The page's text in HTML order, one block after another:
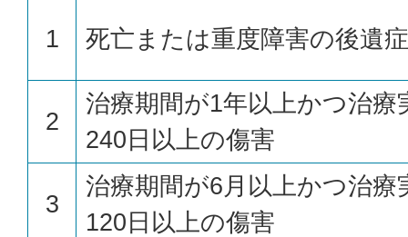
1 死亡または重度障害の後遺
2
治療期間が1年以上かつ治療
240日以上の傷害
3
治療期間が6月以上かつ治療
120日以上の傷害